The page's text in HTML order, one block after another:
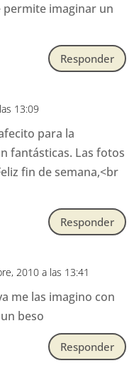
permite imaginar un
Responder
13:09
para la
fantásticas. Las fotos
fin de semana,<br
Responder
2010 a las 13:41
me las imagino con
beso
Responder